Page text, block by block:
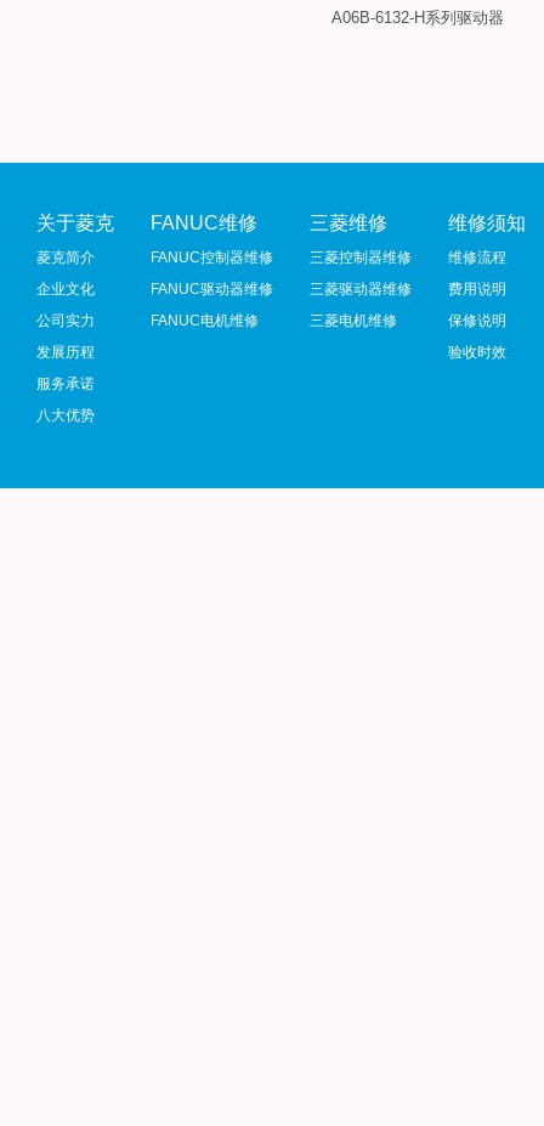
A06B-6132-H系列驱动器
关于菱克
菱克简介
企业文化
公司实力
发展历程
服务承诺
八大优势
FANUC维修
FANUC控制器维修
FANUC驱动器维修
FANUC电机维修
三菱维修
三菱控制器维修
三菱驱动器维修
三菱电机维修
维修须知
维修流程
费用说明
保修说明
验收时效